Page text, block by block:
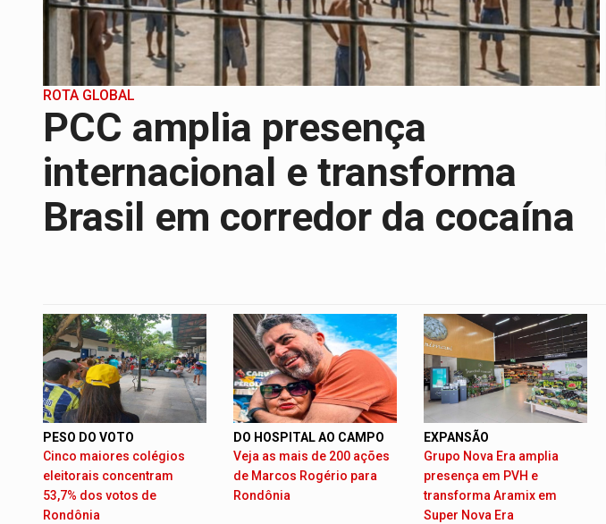
ROTA GLOBAL
PCC amplia presença
internacional e transforma
Brasil em corredor da cocaína
PESO DO VOTO
Cinco maiores colégios
eleitorais concentram
53,7% dos votos de
Rondônia
DO HOSPITAL AO CAMPO
Veja as mais de 200 ações
de Marcos Rogério para
Rondônia
EXPANSÃO
Grupo Nova Era amplia
presença em PVH e
transforma Aramix em
Super Nova Era